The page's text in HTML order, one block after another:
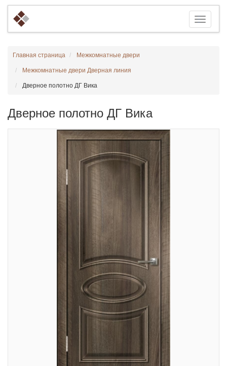
Главная страница Межкомнатные двери
Межкомнатные двери Дверная линия
Дверное полотно ДГ Вика
Дверное полотно ДГ Вика